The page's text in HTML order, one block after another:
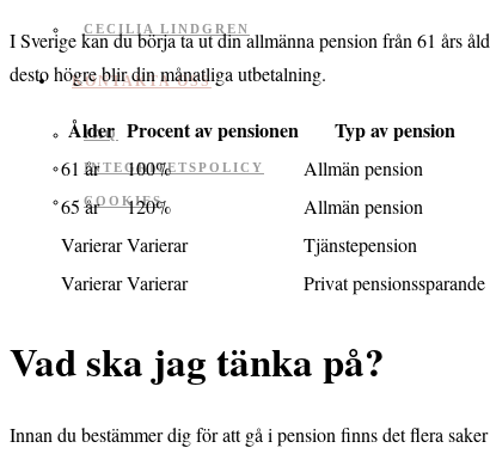
CECILIA LINDGREN
KONTAKTA OSS
FAQ
INTEGRITETSPOLICY
COOKIES
I Sverige kan du börja ta ut din allmänna pension från 61 års
desto högre blir din månatliga utbetalning.
Ålder Procent av pensionen Typ av pension
61 år 100%
Allmän pension
65 år
120%
Allmän pension
VarierarVarierar
Tjänstepension
VarierarVarierar Privat pensionssparande
Vad ska jag tänka på?
Innan du bestämmer dig för att gå i pension finns det flera